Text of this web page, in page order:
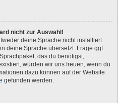
nicht zur Auswahl!
deine Sprache nicht installiert
deine Sprache übersetzt. Frage ggf.
das du benötigst,
würden wir uns freuen, wenn du
dazu können auf der Website
gefunden werden.